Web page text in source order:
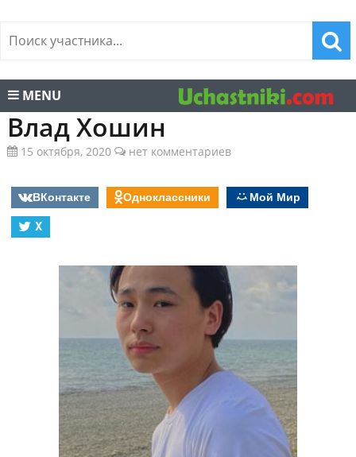
MENU
Влад Хошин
15 октября, 2020 нет комментариев
ВКонтакте Одноклассники
Мой Мир
X